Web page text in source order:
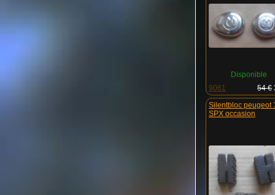
Disponible
9061
54 €
silentbloc peugeot 103
SPX occasion